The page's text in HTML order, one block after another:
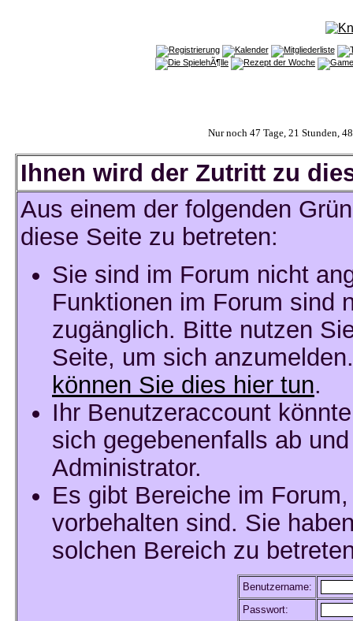
Nur noch 47 Tage, 21 Stunden,
Ihnen wird der Zutritt zu
Aus einem der folgenden
diese Seite zu betreten:
Sie sind im Forum nicht
Funktionen im Forum sind
zugänglich. Bitte nutzen
Seite, um sich
können Sie dies hier tun.
Ihr Benutzeraccount
sich gegebenenfalls ab
Administrator.
Es gibt Bereiche im
vorbehalten sind. Sie
solchen Bereich zu
Benutzername:
Passwort: